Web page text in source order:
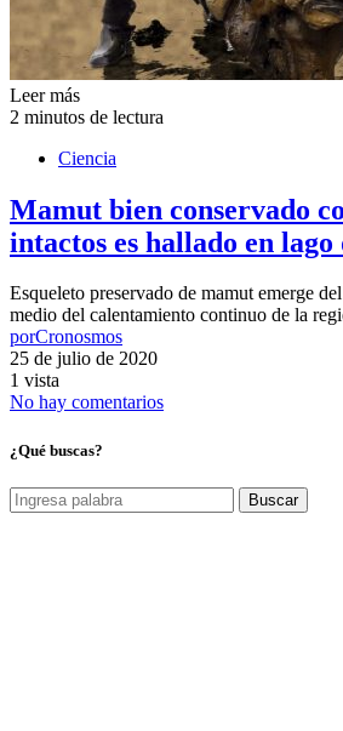
Leer más
2 minutos de lectura
Ciencia
Mamut bien conservado
intactos es hallado en lago
Esqueleto preservado de mamut emerge
medio del calentamiento continuo de la
porCronosmos
25 de julio de 2020
1 vista
No hay comentarios
¿Qué buscas?
Buscar